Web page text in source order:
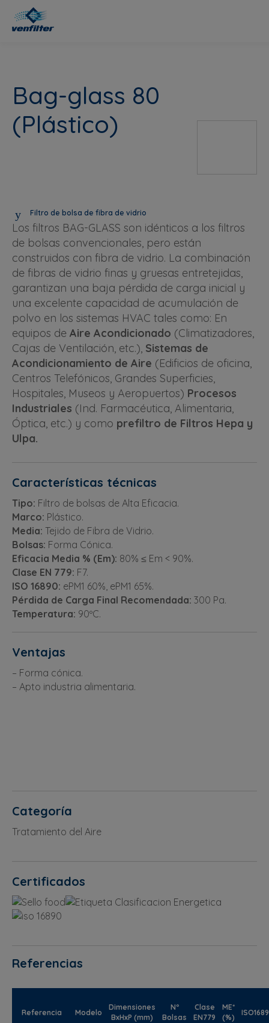
Filtro de bolsa de fibra de vidrio
Los filtros BAG-GLASS son idénticos a los filtros
de bolsas convencionales, pero están
construidos con fibra de vidrio. La combinación
de fibras de vidrio finas y gruesas entretejidas,
garantizan una baja pérdida de carga inicial y
una excelente capacidad de acumulación de
polvo en los sistemas HVAC tales como: En
equipos de Aire Acondicionado (Climatizadores,
Cajas de Ventilación, etc.), Sistemas de
Acondicionamiento de Aire (Edificios de oficina,
Centros Telefónicos, Grandes Superficies,
Hospitales, Museos y Aeropuertos) Procesos
Industriales (Ind. Farmacéutica, Alimentaria,
Óptica, etc.) y como prefiltro de Filtros Hepa y
Ulpa.
Características técnicas
Tipo: Filtro de bolsas de Alta Eficacia.
Marco: Plástico.
Media: Tejido de Fibra de Vidrio.
Bolsas: Forma Cónica.
Eficacia Media % (Em): 80% ≤ Em < 90%.
Clase EN 779: F7.
ISO 16890: ePM1 60%, ePM1 65%.
Pérdida de Carga Final Recomendada: 300 Pa.
Temperatura: 90ºC.
Ventajas
– Forma cónica.
– Apto industria alimentaria.
Categoría
Tratamiento del Aire
Certificados
Bag-glass 80
(Plástico)
Referencias
Referencia Modelo
Dimensiones
BxHxP (mm)
Nº
Bolsas
Clase
EN779
ME*
(%)